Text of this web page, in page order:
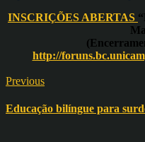
INSCRIÇÕES ABERTAS
http://
Previous
Educação bilíngue para